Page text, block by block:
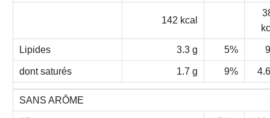
142 kcal
Lipides 3.3 g 5%
dont saturés 1.7 g 9%
SANS ARÔME